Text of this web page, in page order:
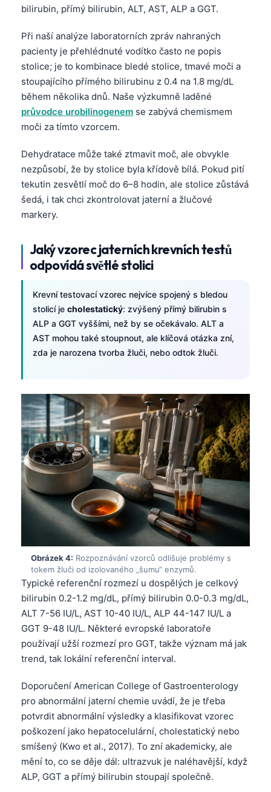
bilirubin, přímý bilirubin, ALT, AST, ALP a GGT.
Při naší analýze laboratorních zpráv nahraných
pacienty je přehlédnuté vodítko často ne popis
stolice; je to kombinace bledé stolice, tmavé moči a
stoupajícího přímého bilirubinu z 0.4 na 1.8 mg/dL
během několika dnů. Naše výzkumně laděné
průvodce urobilinogenem se zabývá chemismem
moči za tímto vzorcem.
Dehydratace může také ztmavit moč, ale obvykle
nezpůsobí, že by stolice byla křídově bílá. Pokud pití
tekutin zesvětlí moč do 6–8 hodin, ale stolice zůstává
šedá, i tak chci zkontrolovat jaterní a žlučové
markery.
Jaký vzorec jaterních krevních testů
odpovídá světlé stolici
Krevní testovací vzorec nejvíce spojený s bledou
stolicí je cholestatický: zvýšený přímý bilirubin s
ALP a GGT vyššími, než by se očekávalo. ALT a
AST mohou také stoupnout, ale klíčová otázka zní,
zda je narozena tvorba žluči, nebo odtok žluči.
Obrázek 4: Rozpoznávání vzorců odlišuje problémy s
tokem žluči od izolovaného „šumu“ enzymů.
Typické referenční rozmezí u dospělých je celkový
bilirubin 0.2-1.2 mg/dL, přímý bilirubin 0.0-0.3 mg/dL,
ALT 7-56 IU/L, AST 10-40 IU/L, ALP 44-147 IU/L a
GGT 9-48 IU/L. Některé evropské laboratoře
používají užší rozmezí pro GGT, takže význam má jak
trend, tak lokální referenční interval.
Doporučení American College of Gastroenterology
pro abnormální jaterní chemie uvádí, že je třeba
potvrdit abnormální výsledky a klasifikovat vzorec
poškození jako hepatocelulární, cholestatický nebo
smíšený (Kwo et al., 2017). To zní akademicky, ale
mění to, co se děje dál: ultrazvuk je naléhavější, když
ALP, GGT a přímý bilirubin stoupají společně.